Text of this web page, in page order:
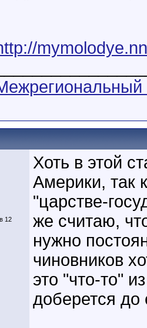
12
Хоть в этой
Америки, так
"царстве-
же считаю,
нужно
чиновников
это "что-то"
доберется до